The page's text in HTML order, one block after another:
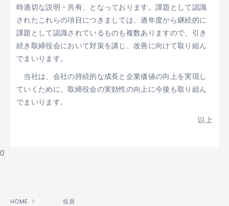
時適切な説明・共有、となっております。課題として認識
されたこれらの項目につきましては、過年度から継続的に
課題として認識されているものも複数ありますので、引き
続き取締役会において対策を講じ、改善に向けて取り組ん
でまいります。
当社は、会社の持続的な成長と企業価値の向上を実現し
ていくために、取締役会の実効性の向上に今後も取り組ん
でまいります。
以上
0
HOME 役員